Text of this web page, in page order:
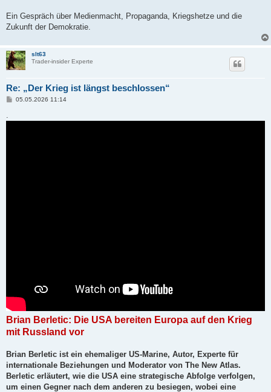
Ein Gespräch über Medienmacht, Propaganda, Kriegshetze und die
Zukunft der Demokratie.
slt63
Trader-insider Experte
Re: „Der Krieg ist längst beschlossen“
B
t
05.05.2026 11:14
.
Brian Berletic: Die USA bereiten Europa auf den Krieg
mit Russland vor
Brian Berletic ist ein ehemaliger US-Marine, Autor, Experte für
internationale Beziehungen und Moderator von The New Atlas.
Berletic erläutert, wie die USA eine strategische Abfolge verfolgen,
um einen Gegner nach dem anderen zu besiegen, wobei eine